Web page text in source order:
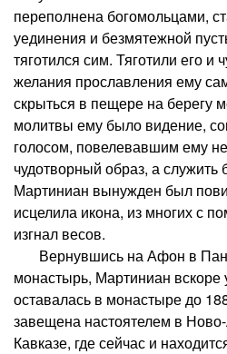
переполнена богомольцами,
уединения и безмятежной
тяготился сим. Тяготили его и
желания прославления ему
скрыться в пещере на берегу
молитвы ему было видение,
голосом, повелевавшим ему
чудотворный образ, а служить
Мартиниан вынужден был
исцелила икона, из многих с
изгнал весов.
Вернувшись на Афон в
монастырь, Мартиниан вскоре
оставалась в монастыре до
завещена настоятелем в
Кавказе, где сейчас и